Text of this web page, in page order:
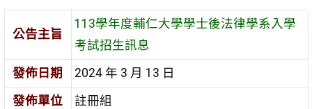
公告主旨
113學年度輔仁大學學士後法律學系入學
考試招生訊息
發佈日期
2024 年 3 月 13 日
發佈單位
註冊組